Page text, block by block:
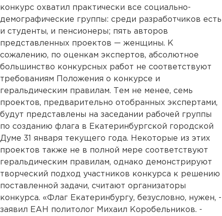
конкурс охватил практически все социально-
демографические группы: среди разработчиков есть
и студенты, и пенсионеры; пять авторов
представленных проектов — женщины. К
сожалению, по оценкам экспертов, абсолютное
большинство конкурсных работ не соответствуют
требованиям Положения о конкурсе и
геральдическим правилам. Тем не менее, семь
проектов, предварительно отобранных экспертами,
будут представлены на заседании рабочей группы
по созданию флага в Екатеринбургской городской
Думе 31 января текущего года. Некоторые из этих
проектов также не в полной мере соответствуют
геральдическим правилам, однако демонстрируют
творческий подход участников конкурса к решению
поставленной задачи, считают организаторы
конкурса. «Флаг Екатеринбургу, безусловно, нужен, -
заявил ЕАН политолог Михаил Коробельников. -